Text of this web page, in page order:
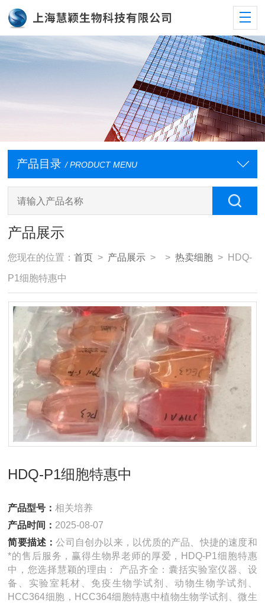
产品目录 / PRODUCT MENU
产品展示
您现在的位置：首页 > 产品展示 > >热卖细胞 > HDQ-
P1细胞特惠中
HDQ-P1细胞特惠中
产品型号：相关培养
产品时间： 2025-08-07
简要描述：公司自创办以来，以优质的产品、快捷的速度和
*的售后服务，赢得生物界老师的厚爱，HDQ-P1细胞特惠
中，您选择慧颖的理由： 产品齐全：囊括实验室仪器、设
备、实验室耗材、免疫生物学试剂、动物生物学试剂、
HCC364细胞，HCC364细胞特惠中植物生物学试剂、微生